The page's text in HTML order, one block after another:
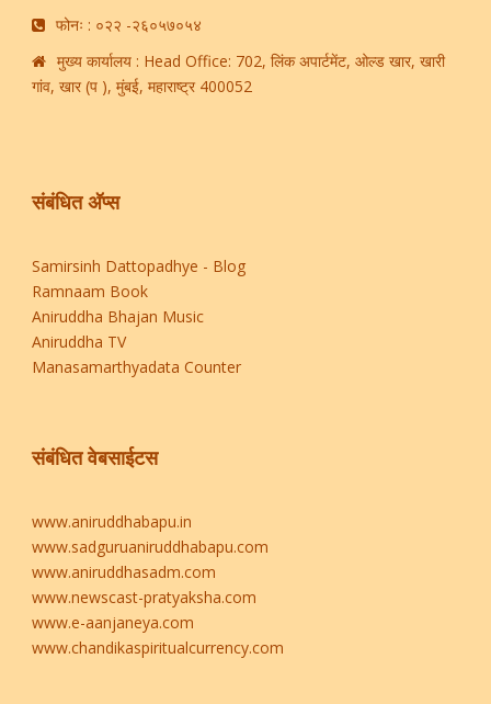
फोनः : ०२२ -२६०५७०५४
मुख्य कार्यालय : Head Office: 702, लिंक अपार्टमेंट, ओल्ड खार, खारी
गांव, खार (प ), मुंबई, महाराष्ट्र 400052
संबंधित अ‍ॅप्स
Samirsinh Dattopadhye - Blog
Ramnaam Book
Aniruddha Bhajan Music
Aniruddha TV
Manasamarthyadata Counter
संबंधित वेबसाईटस
www.aniruddhabapu.in
www.sadguruaniruddhabapu.com
www.aniruddhasadm.com
www.newscast-pratyaksha.com
www.e-aanjaneya.com
www.chandikaspiritualcurrency.com